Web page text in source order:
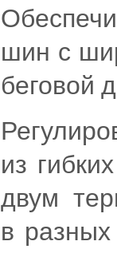
шин с
беговой
из
двум
в